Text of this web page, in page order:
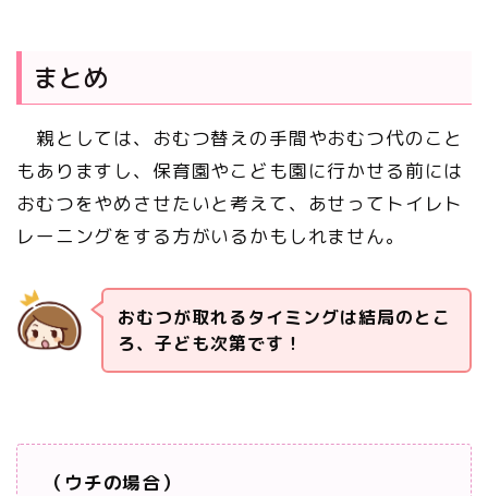
まとめ
親としては、おむつ替えの手間やおむつ代のこと
もありますし、保育園やこども園に行かせる前には
おむつをやめさせたいと考えて、あせってトイレト
レーニングをする方がいるかもしれません。
おむつが取れるタイミングは結局のとこ
ろ、子ども次第です！
（ウチの場合）